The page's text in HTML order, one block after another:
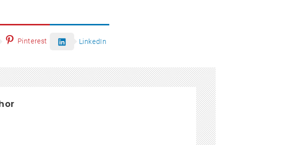
Pinterest LinkedIn